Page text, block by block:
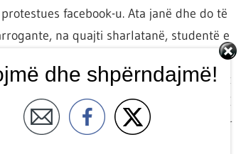
facebook-u. Ata janë dhe do të
na quajti sharlatanë, studentë e
kjo tregoi qartë frikën e tij, njësojë si
parlamentit në ditën më të nxehtë të vitit
rehatshme, e kemi një të përbashkët. E
Shqipërisë ndihen të përjashtuar
studentët shqiptarë u revoltuan,
dhe shpërndajmë!